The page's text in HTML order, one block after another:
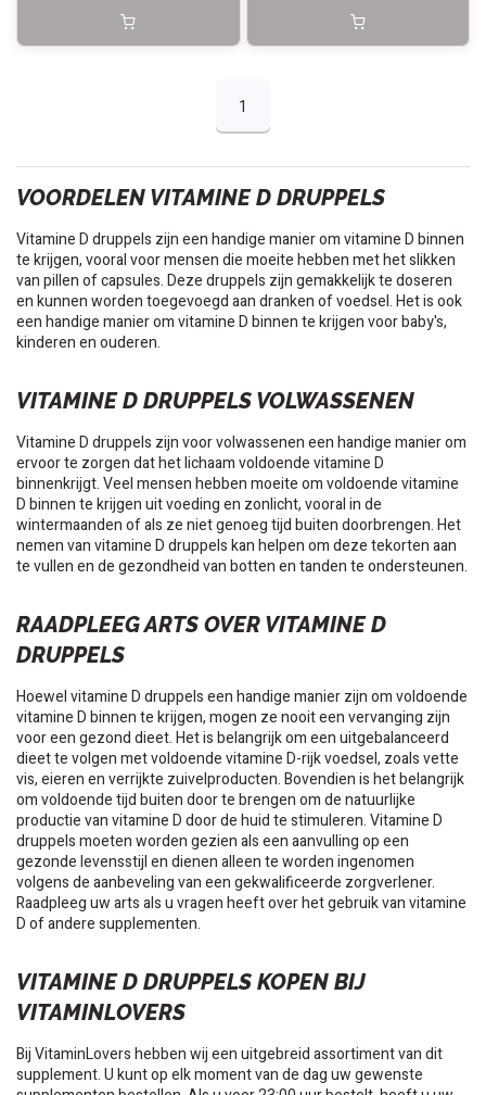
1
VOORDELEN VITAMINE D DRUPPELS
Vitamine D druppels zijn een handige manier om vitamine D binnen
te krijgen, vooral voor mensen die moeite hebben met het slikken
van pillen of capsules. Deze druppels zijn gemakkelijk te doseren
en kunnen worden toegevoegd aan dranken of voedsel. Het is ook
een handige manier om vitamine D binnen te krijgen voor baby's,
kinderen en ouderen.
VITAMINE D DRUPPELS VOLWASSENEN
Vitamine D druppels zijn voor volwassenen een handige manier om
ervoor te zorgen dat het lichaam voldoende vitamine D
binnenkrijgt. Veel mensen hebben moeite om voldoende vitamine
D binnen te krijgen uit voeding en zonlicht, vooral in de
wintermaanden of als ze niet genoeg tijd buiten doorbrengen. Het
nemen van vitamine D druppels kan helpen om deze tekorten aan
te vullen en de gezondheid van botten en tanden te ondersteunen.
RAADPLEEG ARTS OVER VITAMINE D
DRUPPELS
Hoewel vitamine D druppels een handige manier zijn om voldoende
vitamine D binnen te krijgen, mogen ze nooit een vervanging zijn
voor een gezond dieet. Het is belangrijk om een uitgebalanceerd
dieet te volgen met voldoende vitamine D-rijk voedsel, zoals vette
vis, eieren en verrijkte zuivelproducten. Bovendien is het belangrijk
om voldoende tijd buiten door te brengen om de natuurlijke
productie van vitamine D door de huid te stimuleren. Vitamine D
druppels moeten worden gezien als een aanvulling op een
gezonde levensstijl en dienen alleen te worden ingenomen
volgens de aanbeveling van een gekwalificeerde zorgverlener.
Raadpleeg uw arts als u vragen heeft over het gebruik van vitamine
D of andere supplementen.
VITAMINE D DRUPPELS KOPEN BIJ
VITAMINLOVERS
Bij VitaminLovers hebben wij een uitgebreid assortiment van dit
supplement. U kunt op elk moment van de dag uw gewenste